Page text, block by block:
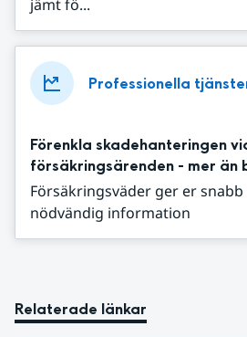
jämt fö...
Professionella
Förenkla skadehanteringen
försäkringsärenden - mer än
Försäkringsväder ger er
nödvändig information
Relaterade länkar